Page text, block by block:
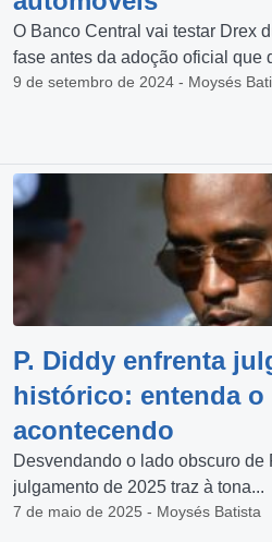
O Banco Central vai testar Drex
fase antes da adoção oficial que
9 de setembro de 2024 - Moysés
P. Diddy enfrenta
histórico: entenda o
acontecendo
Desvendando o lado obscuro de
julgamento de 2025 traz à tona...
7 de maio de 2025 - Moysés Batista